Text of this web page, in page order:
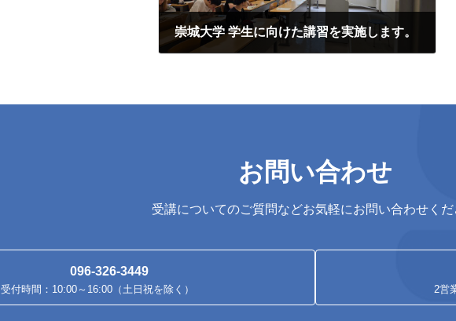
崇城大学 学生に向けた講習を実施します。
お問い合わせ
受講についてのご質問などお気軽にお問い合わせくだ
096-326-3449
受付時間：10:00～16:00（土日祝を除く） 2営